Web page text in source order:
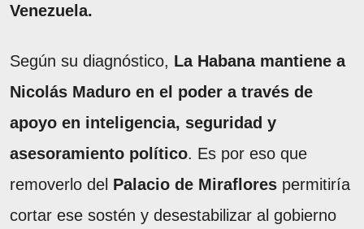
Venezuela.
Según su diagnóstico, La Habana mantiene a
Nicolás Maduro en el poder a través de
apoyo en inteligencia, seguridad y
asesoramiento político. Es por eso que
removerlo del Palacio de Miraflores permitiría
cortar ese sostén y desestabilizar al gobierno